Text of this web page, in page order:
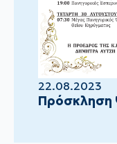
22.08.2023
Πρόσκληση